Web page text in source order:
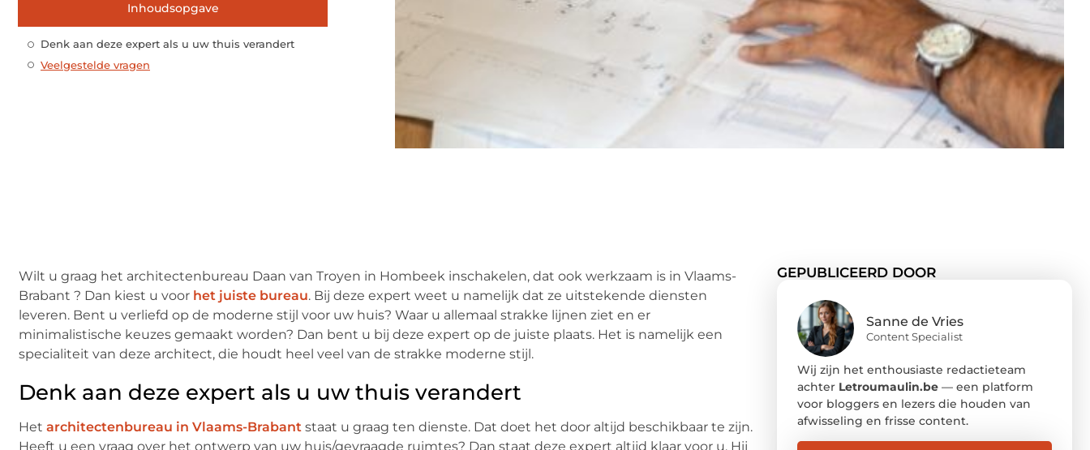
Inhoudsopgave
Denk aan deze expert als u uw thuis verandert
Veelgestelde vragen
Wilt u graag het architectenbureau Daan van Troyen in Hombeek inschakelen, dat ook werkzaam is in Vlaams-
Brabant ? Dan kiest u voor het juiste bureau. Bij deze expert weet u namelijk dat ze uitstekende diensten
leveren. Bent u verliefd op de moderne stijl voor uw huis? Waar u allemaal strakke lijnen ziet en er
minimalistische keuzes gemaakt worden? Dan bent u bij deze expert op de juiste plaats. Het is namelijk een
specialiteit van deze architect, die houdt heel veel van de strakke moderne stijl.
Denk aan deze expert als u uw thuis verandert
Het architectenbureau in Vlaams-Brabant staat u graag ten dienste. Dat doet het door altijd beschikbaar te zijn.
Heeft u een vraag over het ontwerp van uw huis/gevraagde ruimtes? Dan staat deze expert altijd klaar voor u. Hij
GEPUBLICEERD DOOR
Sanne de Vries
Content Specialist
Wij zijn het enthousiaste redactieteam
achter Letroumaulin.be — een platform
voor bloggers en lezers die houden van
afwisseling en frisse content.